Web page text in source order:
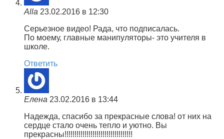
Alla 23.02.2016 в 12:30
Серьезное видео! Рада, что подписалась.
По моему, главные манипуляторы- это учителя в
школе.
Ответить
Елена 23.02.2016 в 13:44
Надежда, спасибо за прекрасные слова! от них на
сердце стало очень тепло и уютно. Вы
прекрасны!!!!!!!!!!!!!!!!!!!!!!!!!!!!!!!!!!